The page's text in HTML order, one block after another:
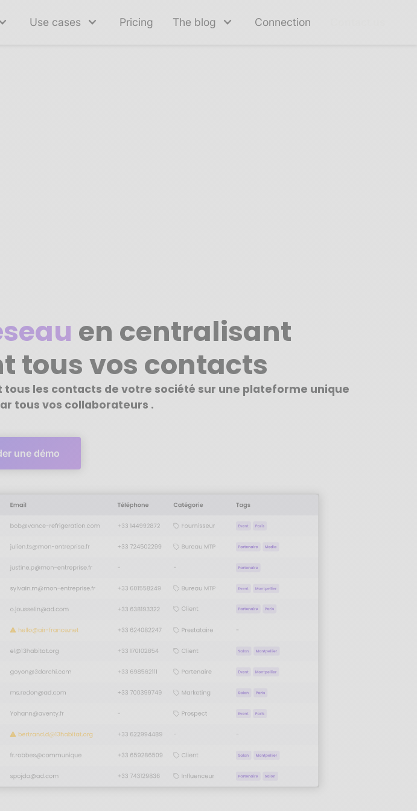
Use cases Pricing The blog Connection
en centralisant
tous vos contacts
les contacts de votre société sur une plateforme unique
tous vos collaborateurs .
une démo